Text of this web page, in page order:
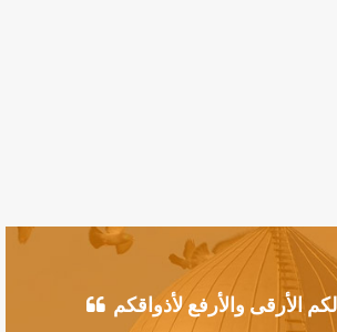
الأرقى والأرفع لأذواقكم